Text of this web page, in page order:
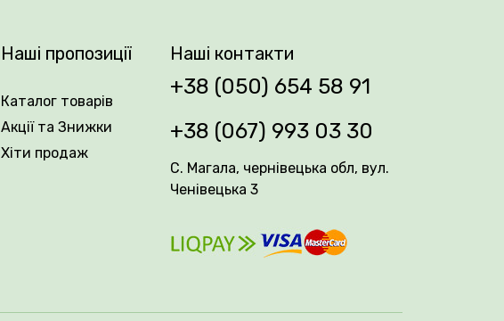
Наші пропозиції
Каталог товарів
Акції та Знижки
Хіти продаж
Наші контакти
+38 (050) 654 58 91
+38 (067) 993 03 30
С. Магала, чернівецька обл, вул.
Ченівецька 3